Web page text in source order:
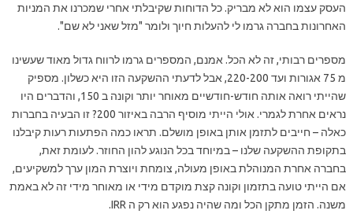
העסק עצמו הוא לא מבריק. כל הדוחות שקיבלתי אחרי שמכרנו את המניות
האחרונות בחברה גרמו לי להעלות חיוך ולומר "מזל שאני לא שם".
מספרים רבותי, זה לא הכל. אמנם, המספרים גרמו לרווח גדול מאוד שעשינו
מ 75 אגורות ועד 220-200, אבל לדעתי ההשקעה הזו היא כשלון. מספיק
שהייתי רואה אותה חודש-חודשיים מאוחר יותר וקונה ב 150, והדברים היו
נראים אחרת לגמרי. אולי הייתי מוסיף הרבה באיזור 200? זו הבעיה בחברות
כאלה – חייבים לתזמן אותן באופן מושלם. תראו כמה הפתעות רעות קיבלנו
בתקופת ההשקעה שלנו – במיוחד בכל הנוגע להון החוזר. לעומת זאת,
בחברה אחרת המנוהלת באופן מעולה, צומחת ויוצרת המון ערך למשקיעים,
אם הייתי טועה בתזמון וקונה קצת מוקדם מידי או מאוחר מידי זה לא באמת
משנה. הזמן מתקן הכל ומה שהיה נפגע הוא רק ה IRR.